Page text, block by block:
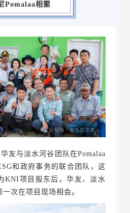
Pomalaa相聚
友与淡水河谷团队在Pomalaa
和政府事务的联合团队，这
KNI项目股东后，华友、淡水
次在项目现场相会。